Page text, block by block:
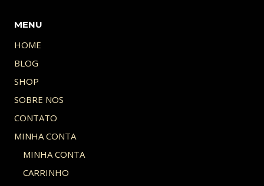
MENU
HOME
BLOG
SHOP
SOBRE NOS
CONTATO
MINHA CONTA
MINHA CONTA
CARRINHO